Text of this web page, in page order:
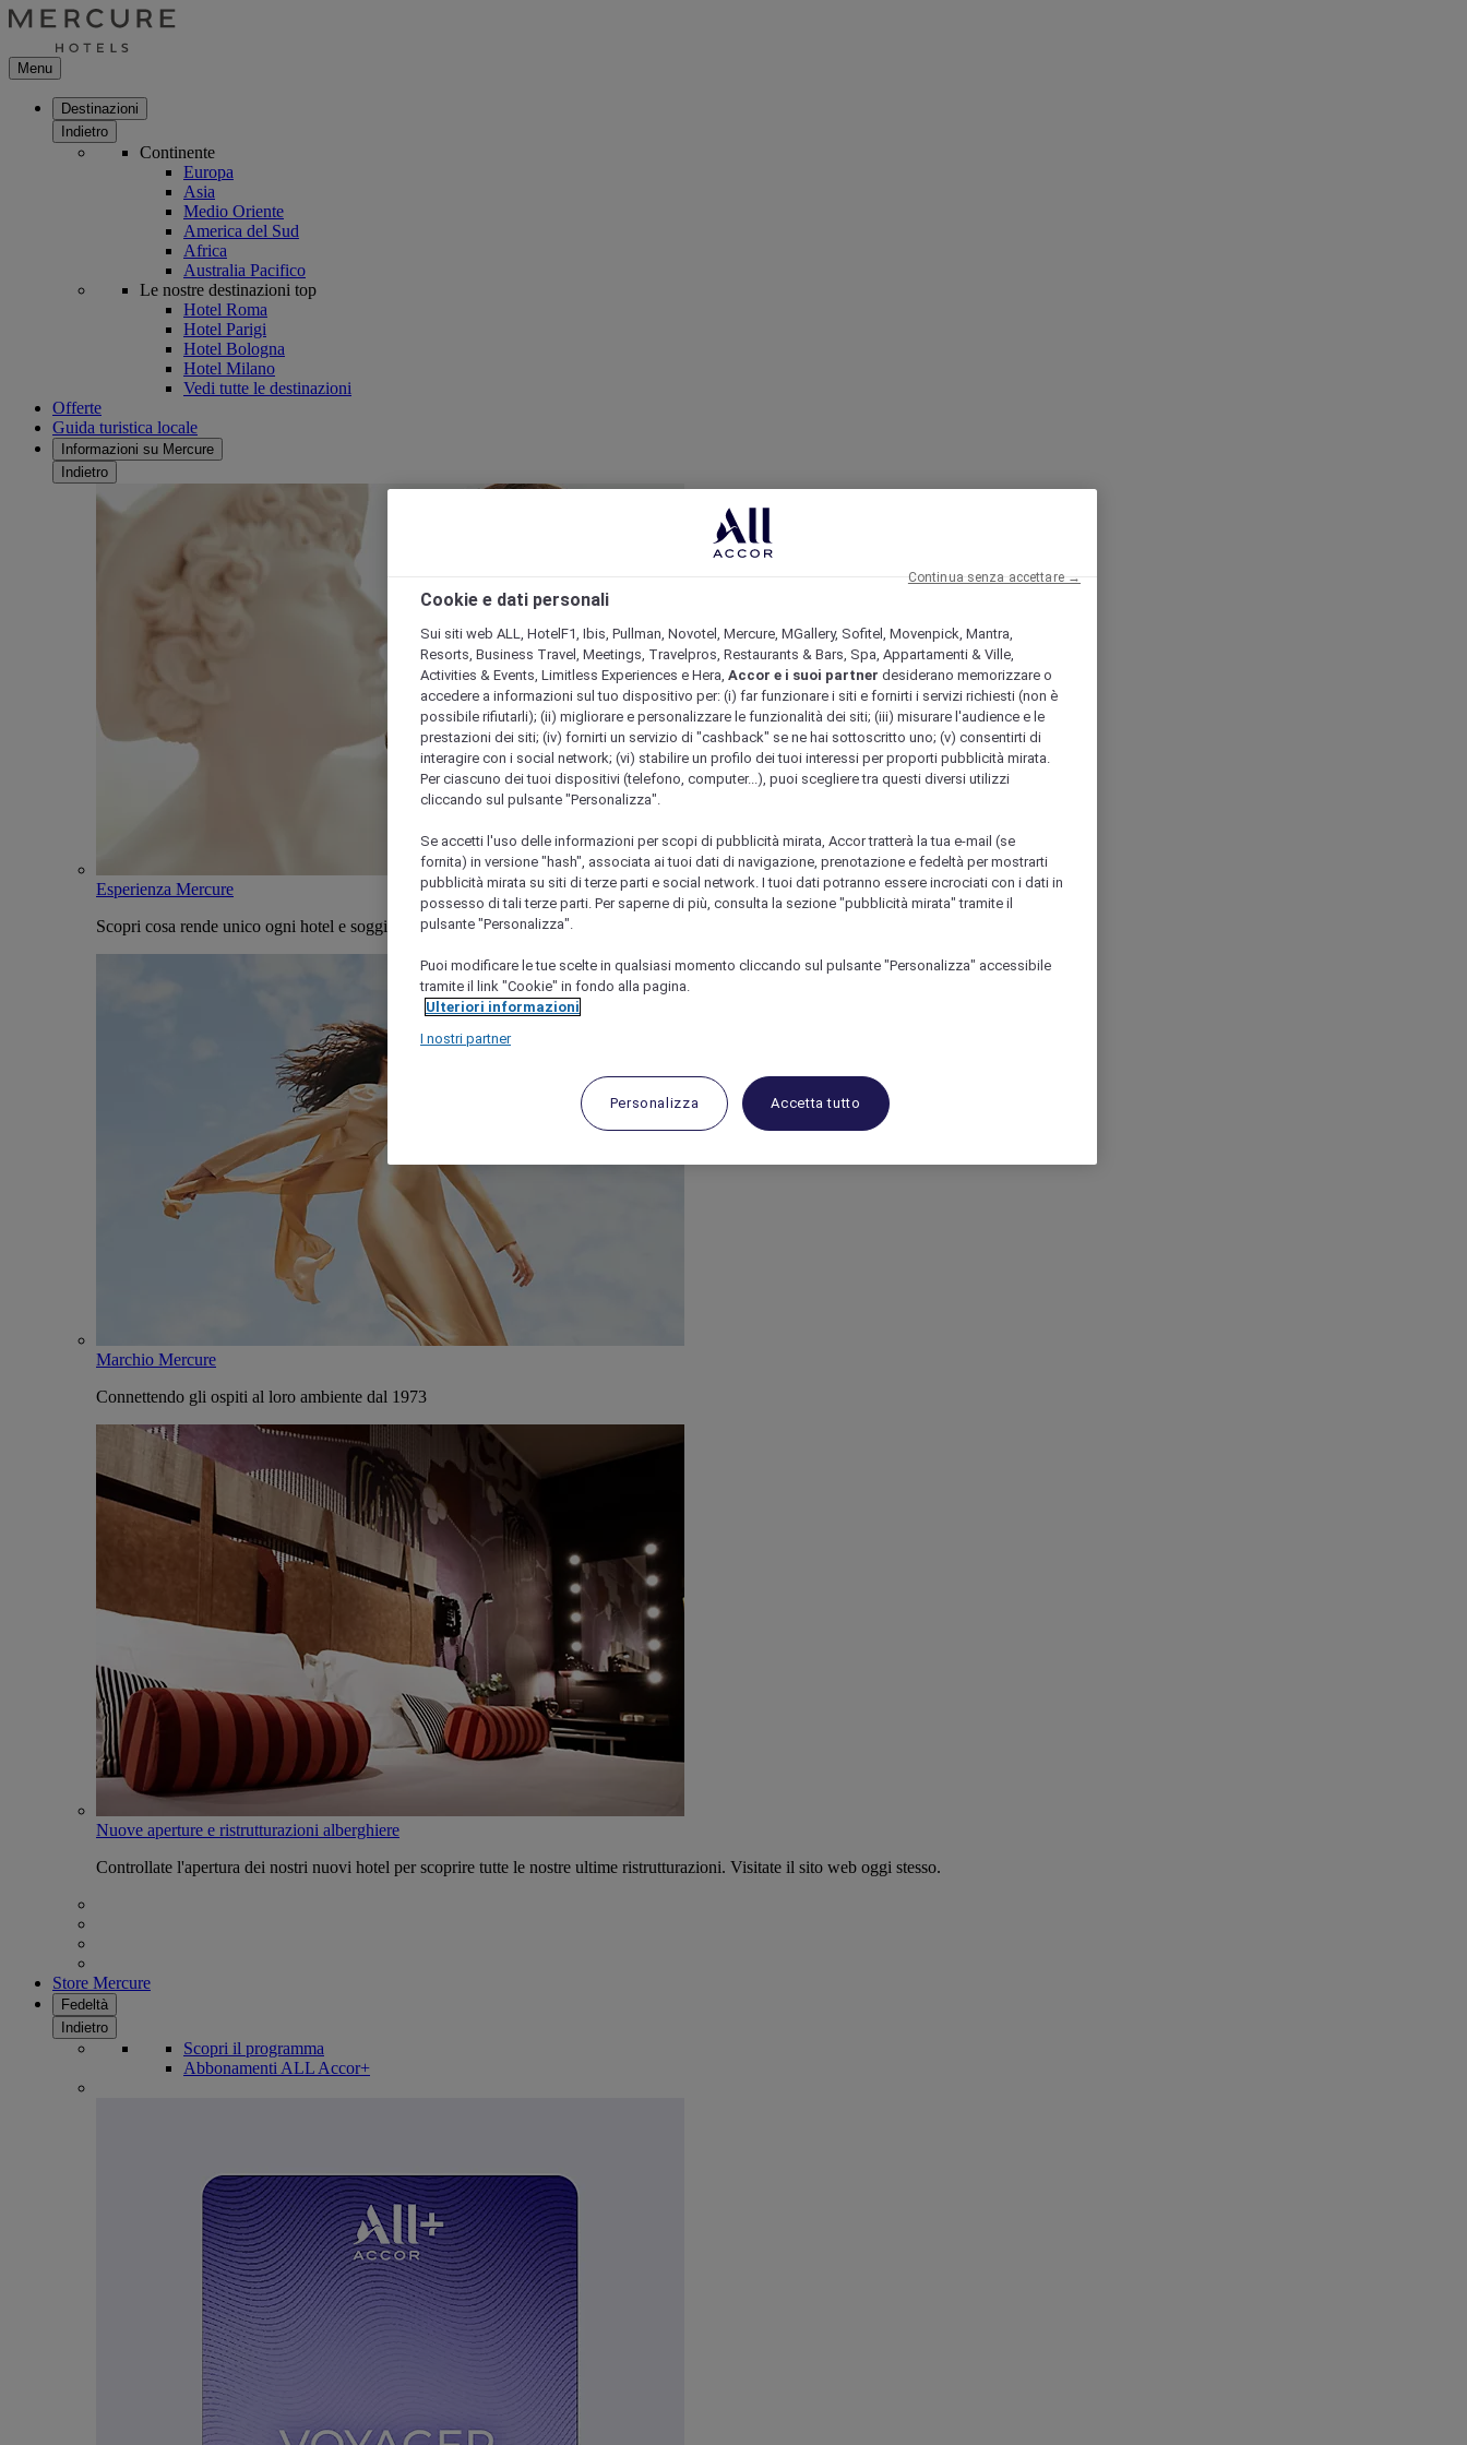
Menu
Destinazioni
Indietro
Continente
Europa
Asia
Medio Oriente
America del Sud
Africa
Australia Pacifico
Le nostre destinazioni top
Hotel Roma
Hotel Parigi
Hotel Bologna
Hotel Milano
Vedi tutte le destinazioni
Offerte
Guida turistica locale
Informazioni su Mercure
Indietro
Esperienza Mercure
Scopri cosa rende unico ogni hotel e soggiorno Mercure
Marchio Mercure
Connettendo gli ospiti al loro ambiente dal 1973
Nuove aperture e ristrutturazioni alberghiere
Controllate l'apertura dei nostri nuovi hotel per scoprire tutte le nostre ultime ristrutturazioni. Visitate il sito web oggi stesso.
Store Mercure
Fedeltà
Indietro
Scopri il programma
Abbonamenti ALL Accor+
Cookie e dati personali
Sui siti web ALL, HotelF1, Ibis, Pullman, Novotel, Mercure, MGallery, Sofitel, Movenpick, Mantra,
Resorts, Business Travel, Meetings, Travelpros, Restaurants & Bars, Spa, Appartamenti & Ville,
Activities & Events, Limitless Experiences e Hera, Accor e i suoi partner desiderano memorizzare o
accedere a informazioni sul tuo dispositivo per: (i) far funzionare i siti e fornirti i servizi richiesti (non è
possibile rifiutarli); (ii) migliorare e personalizzare le funzionalità dei siti; (iii) misurare l'audience e le
prestazioni dei siti; (iv) fornirti un servizio di "cashback" se ne hai sottoscritto uno; (v) consentirti di
interagire con i social network; (vi) stabilire un profilo dei tuoi interessi per proporti pubblicità mirata.
Per ciascuno dei tuoi dispositivi (telefono, computer...), puoi scegliere tra questi diversi utilizzi
cliccando sul pulsante "Personalizza".
Se accetti l'uso delle informazioni per scopi di pubblicità mirata, Accor tratterà la tua e-mail (se
fornita) in versione "hash", associata ai tuoi dati di navigazione, prenotazione e fedeltà per mostrarti
pubblicità mirata su siti di terze parti e social network. I tuoi dati potranno essere incrociati con i dati in
possesso di tali terze parti. Per saperne di più, consulta la sezione "pubblicità mirata" tramite il
pulsante "Personalizza".
Puoi modificare le tue scelte in qualsiasi momento cliccando sul pulsante "Personalizza" accessibile
tramite il link "Cookie" in fondo alla pagina.
Ulteriori informazioni
I nostri partner
Personalizza Accetta tutto
Continua senza accettare →